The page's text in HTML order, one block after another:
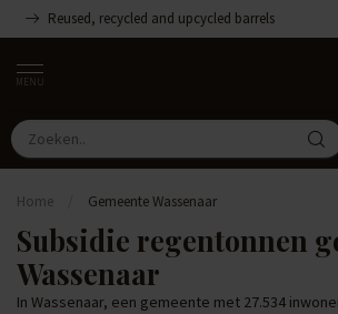
Reused, recycled and upcycled barrels
MENU
Home Gemeente Wassenaar
Subsidie regentonnen
Wassenaar
In Wassenaar, een gemeente met 27.534